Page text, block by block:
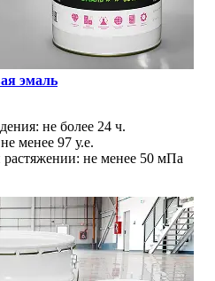
эмаль
не более 24 ч.
не менее 97 у.е.
не менее 50 мПа